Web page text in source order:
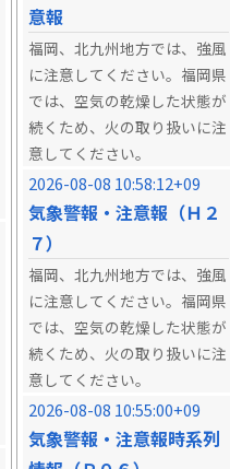
意報
福岡、北九州地方では、強風
に注意してください。福岡県
では、空気の乾燥した状態が
続くため、火の取り扱いに注
意してください。
2026-08-08 10:58:12+09
気象警報・注意報（Ｈ２
７）
福岡、北九州地方では、強風
に注意してください。福岡県
では、空気の乾燥した状態が
続くため、火の取り扱いに注
意してください。
2026-08-08 10:55:00+09
気象警報・注意報時系列